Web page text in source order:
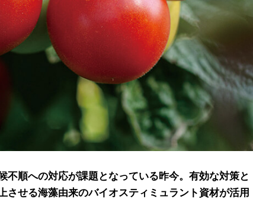
不順への対応が課題となっている昨今。有効な対策と
させる海藻由来のバイオスティミュラント資材が活用